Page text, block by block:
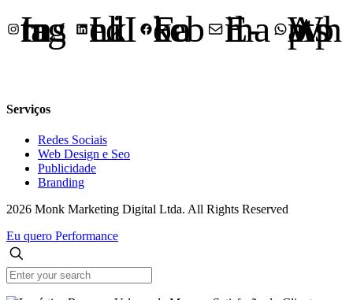
Instagram LinkedIn Facebook E-mail WhatsApp
Serviços
Redes Sociais
Web Design e Seo
Publicidade
Branding
2026 Monk Marketing Digital Ltda. All Rights Reserved
Eu quero Performance